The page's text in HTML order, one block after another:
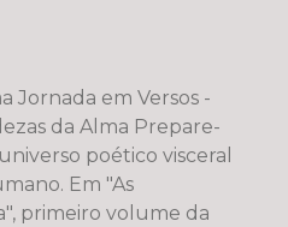
Jornada em Versos -
Alma Prepare-
poético visceral
Em "As
primeiro volume da